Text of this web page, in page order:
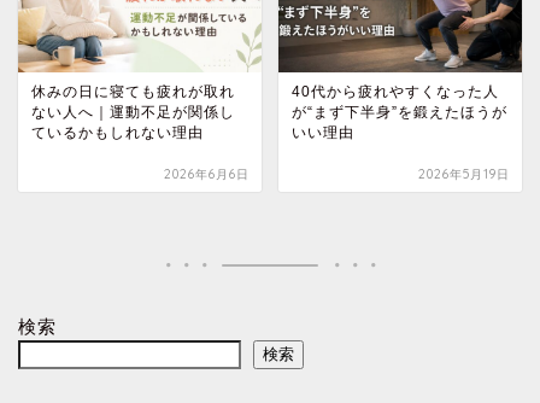
休みの日に寝ても疲れが取れ
ない人へ｜運動不足が関係し
ているかもしれない理由
2026年6月6日
40代から疲れやすくなった人
が“まず下半身”を鍛えたほうが
いい理由
2026年5月19日
検索
検索